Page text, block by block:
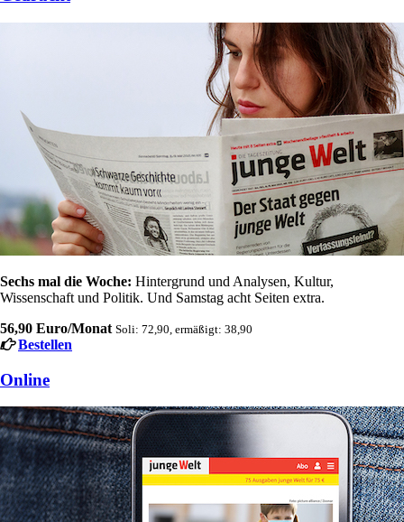
Sechs mal die Woche: Hintergrund und Analysen, Kultur,
Wissenschaft und Politik. Und Samstag acht Seiten extra.
56,90 Euro/Monat Soli: 72,90, ermäßigt: 38,90
Bestellen
Online